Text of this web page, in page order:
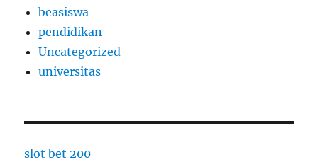
beasiswa
pendidikan
Uncategorized
universitas
slot bet 200